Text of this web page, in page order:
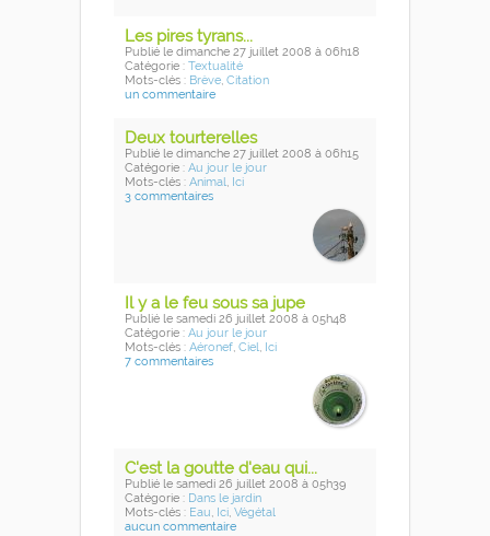
Les pires tyrans...
Publié le dimanche 27 juillet 2008 à 06h18
Catégorie : Textualité
Mots-clés : Brève, Citation
un commentaire
Deux tourterelles
Publié le dimanche 27 juillet 2008 à 06h15
Catégorie : Au jour le jour
Mots-clés : Animal, Ici
3 commentaires
Il y a le feu sous sa jupe
Publié le samedi 26 juillet 2008 à 05h48
Catégorie : Au jour le jour
Mots-clés : Aéronef, Ciel, Ici
7 commentaires
C'est la goutte d'eau qui...
Publié le samedi 26 juillet 2008 à 05h39
Catégorie : Dans le jardin
Mots-clés : Eau, Ici, Végétal
aucun commentaire